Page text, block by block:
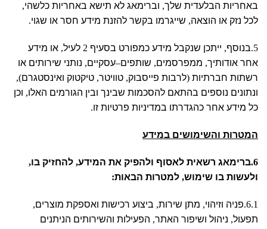
באחריות הבלעדית שלך, וברימאג לא תישא באחריות כלשהי,
לכל נזק או הוצאה, שייגרמו בקשר להזנת מידע חסר או שגוי.
5. בנוסף, ייתכן שנקבל מידע כמפורט בסעיף 2 לעיל, או מידע
אחר אודותיך, ממפרסמים, שותפים–עסקיים, נותני שירותים או
רשתות חברתיות (לרבות פייסבוק, טוויטר, טיקטוק ואינסטגרם),
ונתונים נוספים בהתאם להסכמות שבינך ובין הגורמים האלו, וכן
כל מידע אחר כהגדרתו במדיניות פרטיות זו.
המטרות והשימושים במידע
6. ברימאג רשאית לאסוף ולהפיק את המידע, להחזיק בו,
ולעשות בו שימוש, למטרות הבאות:
6.1. פניה וזיהוי, מתן שירות, ביצוע רכישות ואספקת מוצרים,
תפעול, ניהול ושיפור האתר, הפעילות והשירותים הניתנים